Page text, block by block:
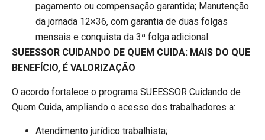
pagamento ou compensação garantida; Manutenção
da jornada 12×36, com garantia de duas folgas
mensais e conquista da 3ª folga adicional.
SUEESSOR CUIDANDO DE QUEM CUIDA: MAIS DO QUE
BENEFÍCIO, É VALORIZAÇÃO
O acordo fortalece o programa SUEESSOR Cuidando de
Quem Cuida, ampliando o acesso dos trabalhadores a:
Atendimento jurídico trabalhista;